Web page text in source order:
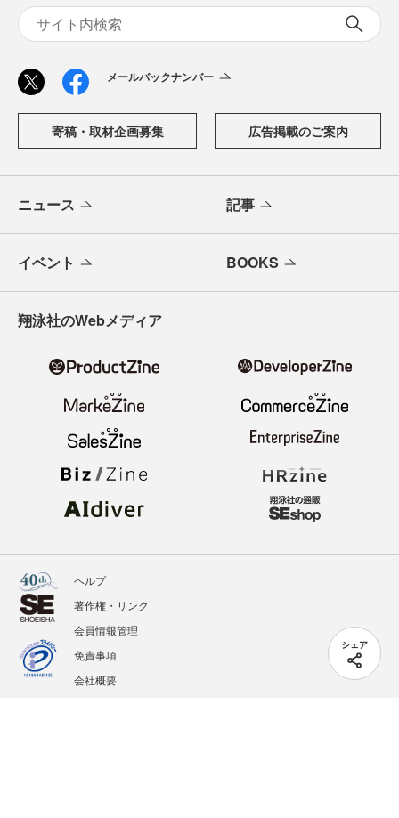
シェア
メールバックナンバー
寄稿・取材企画募集 広告掲載のご案内
ニュース 記事
イベント BOOKS
翔泳社のWebメディア
ヘルプ
著作権・リンク
会員情報管理
免責事項
会社概要